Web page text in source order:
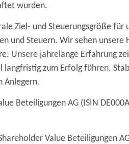
wurden.
Ziel- und Steuerungsgröße
und Steuern. Wir sehen
Unsere jahrelange Erfahrung
zum Erfolg führen.
Anlegern.
Beteiligungen AG (ISIN
Value Beteiligungen